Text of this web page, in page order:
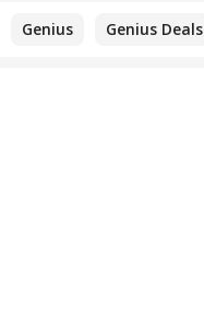
Genius Genius Deals